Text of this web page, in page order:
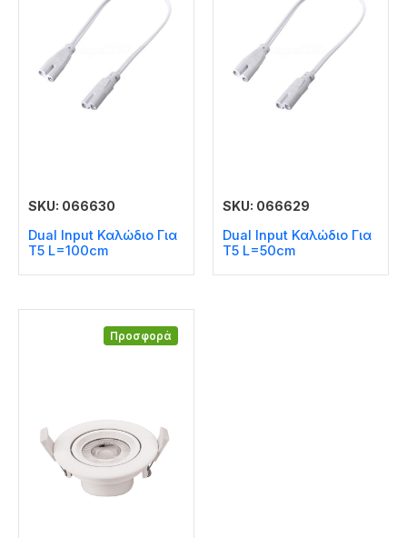
SKU: 066630
Dual Input Καλώδιο Για
T5 L=100cm
SKU: 066629
Dual Input Καλώδιο Για
T5 L=50cm
Προσφορά